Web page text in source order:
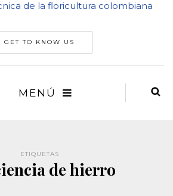
de la floricultura colombiana
GET TO KNOW US
MENÚ
ETIQUETAS
de hierro